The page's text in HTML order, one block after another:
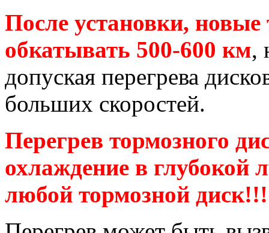
После установки,
обкатывать 500-600 км,
допуская перегрева
больших скоростей.
Перегрев тормозного
охлаждение в глубокой
любой тормозной диск!!!